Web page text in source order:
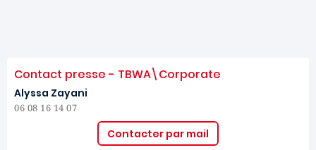
Contact presse - TBWA\Corporate
Alyssa Zayani
06 08 16 14 07
Contacter par mail